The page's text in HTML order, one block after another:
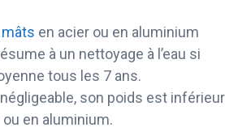
mâts en acier ou en aluminium
à un nettoyage à l’eau si
tous les 7 ans.
son poids est inférieur
en aluminium.